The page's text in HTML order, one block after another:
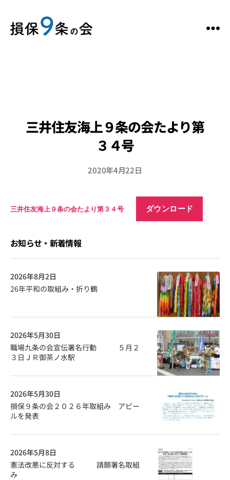
三井住友海上９条の会たより第
３４号
2020年4月22日
三井住友海上９条の会たより第３４号 ダウンロード
お知らせ・新着情報
26年平和の取組み・折り鶴
2026年8月2日
職場九条の会宣伝署名行動 ５月２
３日ＪＲ御茶ノ水駅
2026年5月30日
損保９条の会２０２６年取組み アピー
ルを発表
2026年5月30日
憲法改悪に反対する 請願署名取組
み
2026年5月8日